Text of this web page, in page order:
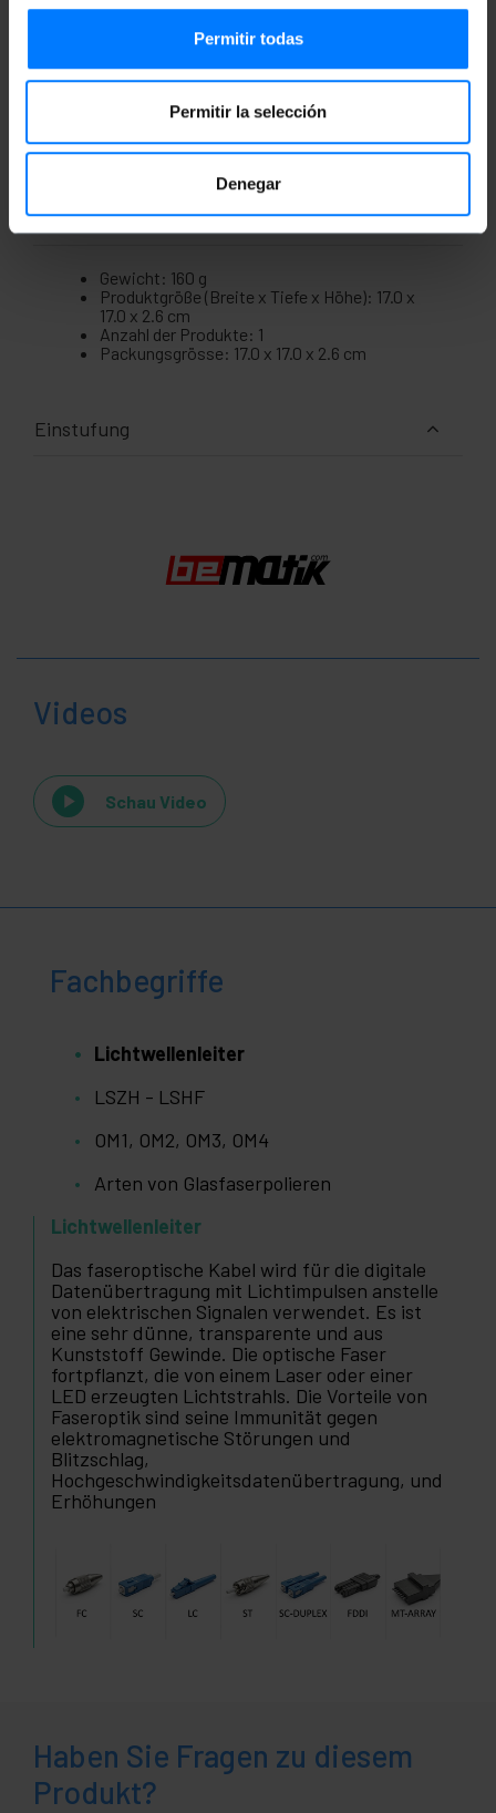
Permitir todas
Permitir la selección
Denegar
Abschnitt des zentralen Kerns und seiner
Gesamtkabelquerschnitt von 2,0 mm
Ummantelung).
Maße und Gewichte
Gewicht: 160 g
Produktgröße (Breite x Tiefe x Höhe): 17.0 x
17.0 x 2.6 cm
Anzahl der Produkte: 1
Packungsgrösse: 17.0 x 17.0 x 2.6 cm
Einstufung
Videos
Schau Video
Fachbegriffe
Lichtwellenleiter
LSZH - LSHF
OM1, OM2, OM3, OM4
Arten von Glasfaserpolieren
Lichtwellenleiter
Das faseroptische Kabel wird für die digitale
Datenübertragung mit Lichtimpulsen anstelle
von elektrischen Signalen verwendet. Es ist
eine sehr dünne, transparente und aus
Kunststoff Gewinde. Die optische Faser
fortpflanzt, die von einem Laser oder einer
LED erzeugten Lichtstrahls. Die Vorteile von
Faseroptik sind seine Immunität gegen
elektromagnetische Störungen und
Blitzschlag,
Hochgeschwindigkeitsdatenübertragung, und
Erhöhungen
Haben Sie Fragen zu diesem
Produkt?